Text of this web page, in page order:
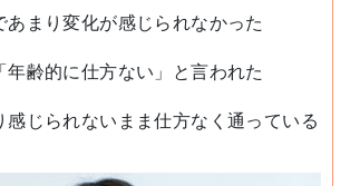
あまり変化が感じられなかった
年齢的に仕方ない」と言われた
感じられないまま仕方なく通っている